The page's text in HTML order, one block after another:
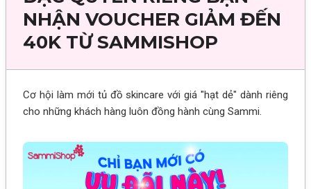
NHẬN VOUCHER GIẢM ĐẾN
40K TỪ SAMMISHOP
Cơ hội làm mới tủ đồ skincare với giá "hạt dẻ" dành riêng
cho những khách hàng luôn đồng hành cùng Sammi.